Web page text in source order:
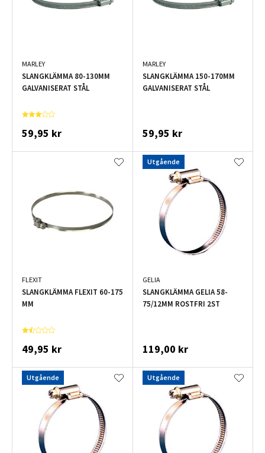
MARLEY
SLANGKLÄMMA 80-130MM
GALVANISERAT STÅL
59,95 kr
MARLEY
SLANGKLÄMMA 150-170MM
GALVANISERAT STÅL
59,95 kr
FLEXIT
SLANGKLÄMMA FLEXIT 60-175
MM
49,95 kr
Utgående
GELIA
SLANGKLÄMMA GELIA 58-
75/12MM ROSTFRI 2ST
119,00 kr
Utgående Utgående